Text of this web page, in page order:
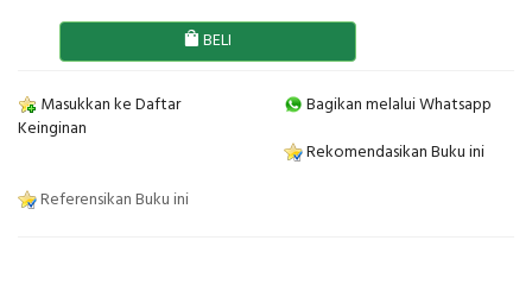
BELI
Masukkan ke Daftar
Keinginan
Bagikan melalui Whatsapp
Rekomendasikan Buku ini
Referensikan Buku ini